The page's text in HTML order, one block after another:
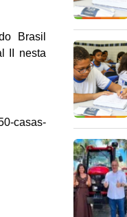
Brasil
II nesta
casas-